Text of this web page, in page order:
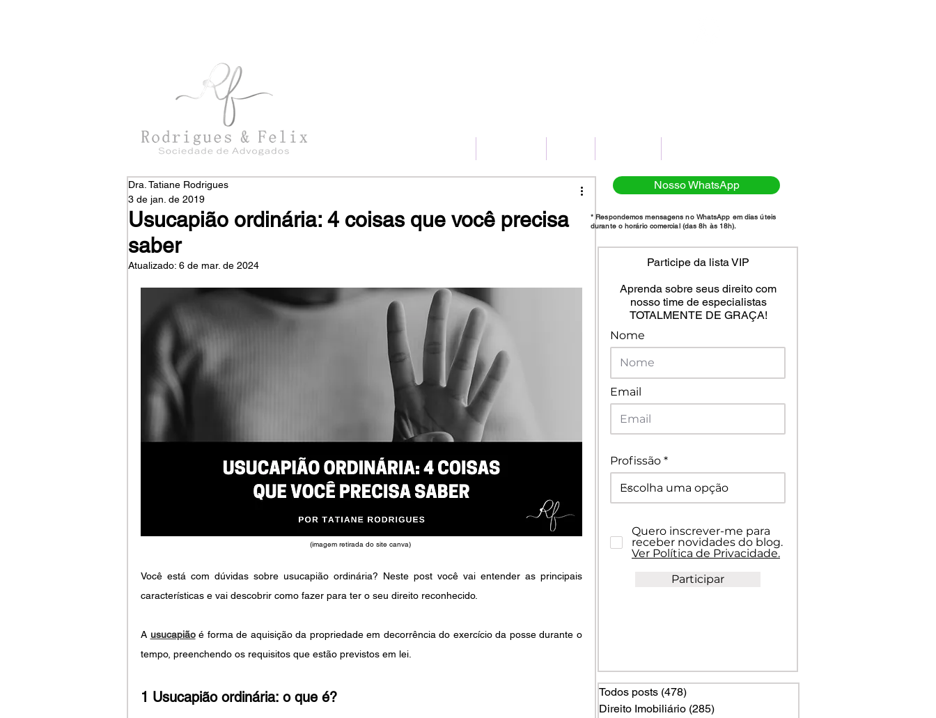
Usucapião ordinária: 4 coisas que você precisa
saber
Dra. Tatiane Rodrigues
3 de jan. de 2019
Atualizado: 6 de mar. de 2024
(imagem retirada do site canva)
Você está com dúvidas sobre usucapião ordinária? Neste post você vai entender as principais
características e vai descobrir como fazer para ter o seu direito reconhecido.
A usucapião é forma de aquisição da propriedade em decorrência do exercício da posse durante o
tempo, preenchendo os requisitos que estão previstos em lei.
1 Usucapião ordinária: o que é?
Participe da lista VIP
Aprenda sobre seus direito com
nosso time de especialistas
TOTALMENTE DE GRAÇA!
Nome
Email
Profissão
Quero inscrever-me para
receber novidades do blog.
Ver Política de Privacidade.
Participar
Todos posts (478)
Direito Imobiliário (285)
Nosso WhatsApp
* Respondemos mensagens no WhatsApp em dias úteis
durante o horário comercial (das 8h às 18h).